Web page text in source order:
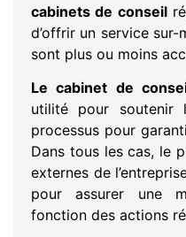
cabinets de conseil
d’offrir un service
sont plus ou moins
Le cabinet de
utilité pour soutenir
processus pour
Dans tous les cas, le
externes de
pour assurer une
fonction des actions